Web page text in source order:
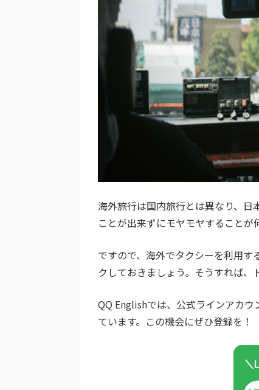
海外旅行は国内旅行とは異なり、日
ことが出来ずにモヤモヤすることが
ですので、海外でタクシーを利用
クしておきましょう。そうすれば、
QQ Englishでは、公式ラインアカ
ています。この機会にぜひ登録を！